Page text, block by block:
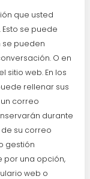
que usted
se puede
se pueden
O en
sitio web. En los
rellenar sus
correo
durante
su correo
gestión
por una opción,
web o